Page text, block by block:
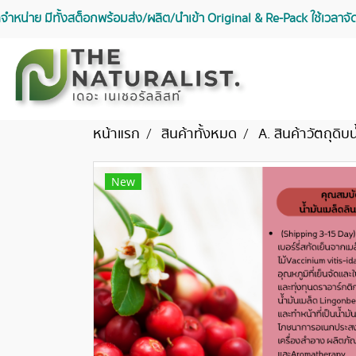
น่าย มีทั้งสต็อกพร้อมส่ง/ผลิต/นำเข้า Original & Re-Pack ใช้เวล
หน้าแรก สินค้าทั้งหมด A. สินค้าวัตถุดิบ
New